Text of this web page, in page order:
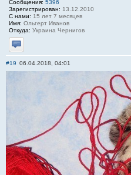
Сообщения: 5396
Зарегистрирован: 13.12.2010
С нами: 15 лет 7 месяцев
Имя: Ольгерт Иванов
Откуда: Украина Чернигов
Отправить личное сообщение
#19 06.04.2018, 04:01